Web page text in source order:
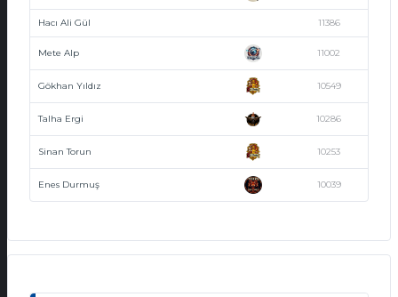
Hacı Ali Gül 11386
Mete Alp 11002
Gökhan Yıldız 10549
Talha Ergi 10286
Sinan Torun 10253
Enes Durmuş 10039